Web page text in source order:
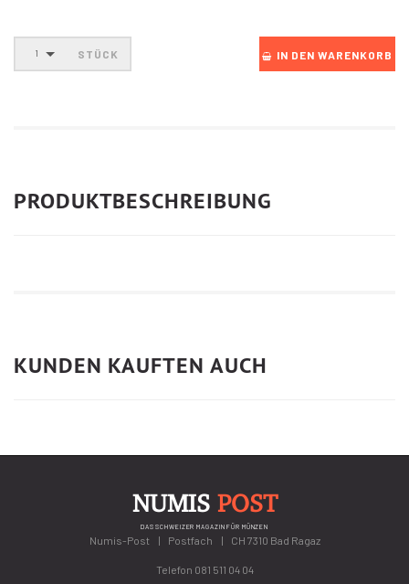
1 STÜCK IN DEN WARENKORB
PRODUKTBESCHREIBUNG
KUNDEN KAUFTEN AUCH
NUMIS POST
DAS SCHWEIZER MAGAZIN FÜR MÜNZEN
Numis-Post Postfach CH 7310 Bad Ragaz
Telefon 081 511 04 04